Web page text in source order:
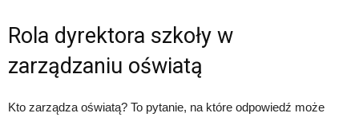
Rola dyrektora szkoły w
zarządzaniu oświatą
Kto zarządza oświatą? To pytanie, na które odpowiedź może